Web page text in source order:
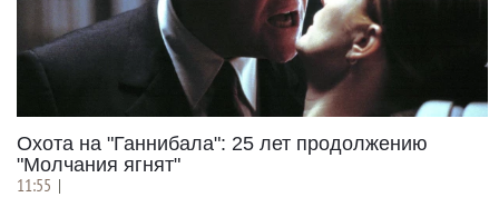
Охота на "Ганнибала": 25 лет продолжению
"Молчания ягнят"
11:55 |